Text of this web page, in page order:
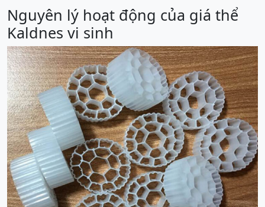
Nguyên lý hoạt động của giá thể
Kaldnes vi sinh